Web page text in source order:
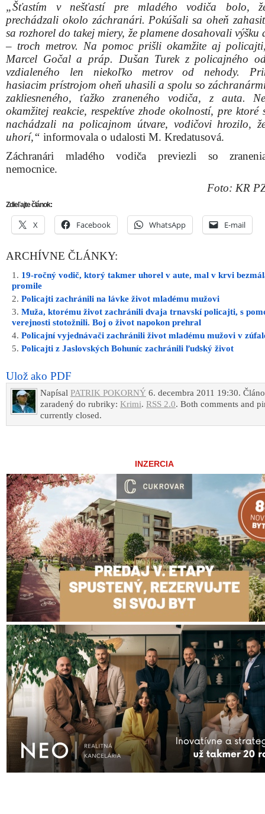
„Šťastím v nešťastí pre mladého vodiča bolo,
prechádzali okolo záchranári. Pokúšali sa oheň
sa rozhorel do takej miery, že plamene dosahovali výšku
– troch metrov. Na pomoc prišli okamžite aj
Marcel Gočal a práp. Dušan Turek z policajného
vzdialeného len niekoľko metrov od nehody.
hasiacim prístrojom oheň uhasili a spolu so
zakliesneného, ťažko zraneného vodiča, z auta.
okamžitej reakcie, respektíve zhode okolností, pre ktoré
nachádzali na policajnom útvare, vodičovi hrozilo,
uhorí,“ informovala o udalosti M. Kredatusová.
Záchranári mladého vodiča previezli so
nemocnice.
Foto: KR
Zdieľajte článok:
X Facebook WhatsApp E-mail
ARCHÍVNE ČLÁNKY:
19-ročný vodič, ktorý takmer uhorel v aute, mal v krvi
promile
Policajti zachránili na lávke život mladému mužovi
Muža, ktorému život zachránili dvaja trnavskí policajti, s
verejnosti stotožnili. Boj o život napokon prehral
Policajní vyjednávači zachránili život mladému mužovi v
Policajti z Jaslovských Bohuníc zachránili ľudský život
Ulož ako PDF
Napísal PATRIK POKORNÝ 6. decembra 2011 19:30.
zaradený do rubriky: Krimi. RSS 2.0. Both comments and
currently closed.
INZERCIA